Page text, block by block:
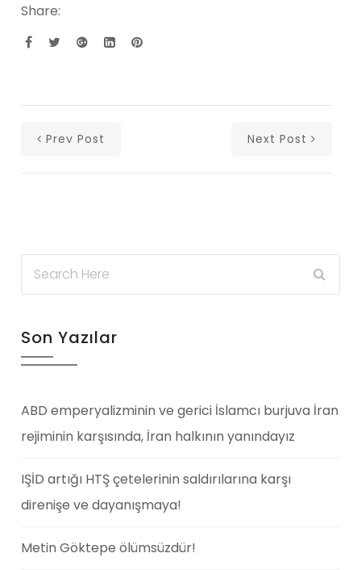
Share:
Prev Post Next Post
Son Yazılar
ABD emperyalizminin ve gerici İslamcı burjuva İran
rejiminin karşısında, İran halkının yanındayız
IŞİD artığı HTŞ çetelerinin saldırılarına karşı
direnişe ve dayanışmaya!
Metin Göktepe ölümsüzdür!